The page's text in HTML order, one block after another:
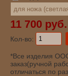
11 700 руб.
Кол-во:
*Все изделия
заказ(ручной
отличаться по